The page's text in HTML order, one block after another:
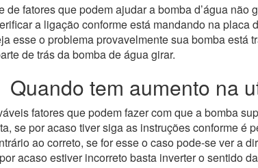
de fatores que podem ajudar a bomba d’água
a ligação conforme está mandando na
esse o problema provavelmente sua bomba está
de trás da bomba de água girar.
Quando tem aumento na
fatores que podem fazer com que a bomba
se por acaso tiver siga as instruções conforme
ao correto, se for esse o caso pode-se ver a
acaso estiver incorreto basta inverter o sentido